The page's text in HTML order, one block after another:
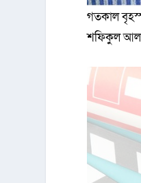
গতকাল
শফিকুল